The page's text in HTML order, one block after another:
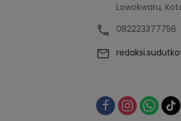
Lowokwaru,
082223377756